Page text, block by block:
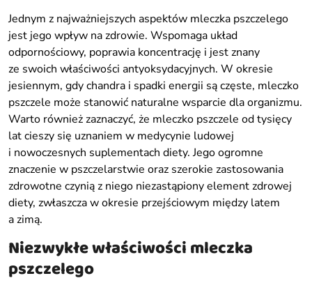
Jednym z najważniejszych aspektów mleczka pszczelego
jest jego wpływ na zdrowie. Wspomaga układ
odpornościowy, poprawia koncentrację i jest znany
ze swoich właściwości antyoksydacyjnych. W okresie
jesiennym, gdy chandra i spadki energii są częste, mleczko
pszczele może stanowić naturalne wsparcie dla organizmu.
Warto również zaznaczyć, że mleczko pszczele od tysięcy
lat cieszy się uznaniem w medycynie ludowej
i nowoczesnych suplementach diety. Jego ogromne
znaczenie w pszczelarstwie oraz szerokie zastosowania
zdrowotne czynią z niego niezastąpiony element zdrowej
diety, zwłaszcza w okresie przejściowym między latem
a zimą.
Niezwykłe właściwości mleczka
pszczelego